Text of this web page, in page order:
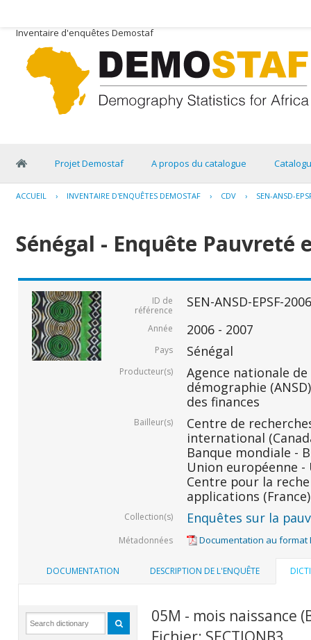
Inventaire d'enquêtes Demostaf
Projet Demostaf A propos du catalogue
ACCUEIL › INVENTAIRE D'ENQUÊTES DEMOSTAF › CDV › SEN-ANSD-
Sénégal - Enquête
ID de
référence
SEN-ANSD-EPSF-
Année 2006 - 2007
Pays Sénégal
Producteur(s)
Agence nationale
démographie
des finances
Bailleur(s)
Centre de
international
Banque mondiale -
Union européenne -
Centre pour la
applications
Collection(s) Enquêtes sur la
Métadonnées Documentation au format
DOCUMENTATION DESCRIPTION DE L'ENQUÊTE
05M - mois naissance